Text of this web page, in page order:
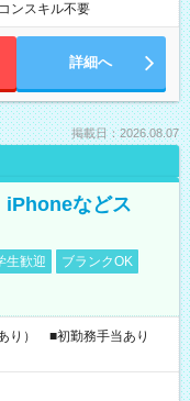
ンスキル不要
詳細へ
掲載日：2026.08.07
iPhoneなどス
生歓迎
ブランクOK
り） ■初勤務手当あり